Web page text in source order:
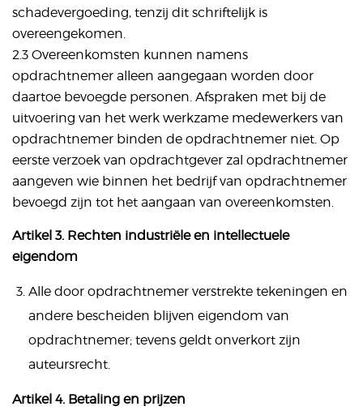
schadevergoeding, tenzij dit schriftelijk is
overeengekomen.
2.3 Overeenkomsten kunnen namens
opdrachtnemer alleen aangegaan worden door
daartoe bevoegde personen. Afspraken met bij de
uitvoering van het werk werkzame medewerkers van
opdrachtnemer binden de opdrachtnemer niet. Op
eerste verzoek van opdrachtgever zal opdrachtnemer
aangeven wie binnen het bedrijf van opdrachtnemer
bevoegd zijn tot het aangaan van overeenkomsten.
Artikel 3. Rechten industriële en intellectuele
eigendom
Alle door opdrachtnemer verstrekte tekeningen en
andere bescheiden blijven eigendom van
opdrachtnemer; tevens geldt onverkort zijn
auteursrecht.
Artikel 4. Betaling en prijzen